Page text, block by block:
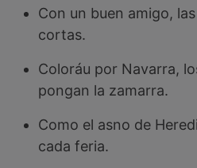
Con un buen amigo,
cortas.
Coloráu por Navarra,
pongan la zamarra.
Como el asno de
cada feria.